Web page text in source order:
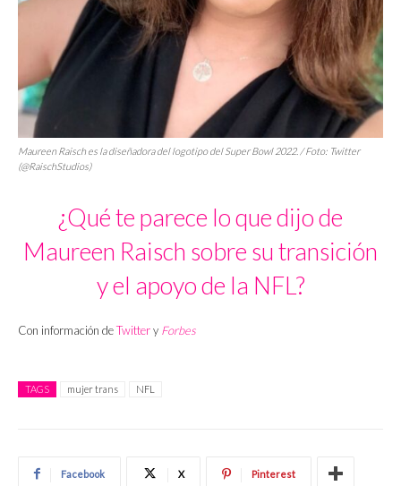
Maureen Raisch es la diseñadora del logotipo del Super Bowl 2022. / Foto: Twitter
(@RaischStudios)
¿Qué te parece lo que dijo de
Maureen Raisch sobre su transición
y el apoyo de la NFL?
Con información deTwittery Forbes
TAGS mujer trans NFL
Facebook X Pinterest